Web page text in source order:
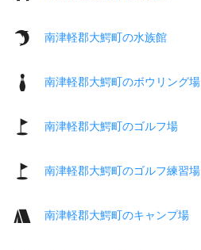
南津軽郡大鰐町の水族館
南津軽郡大鰐町のボウリング場
南津軽郡大鰐町のゴルフ場
南津軽郡大鰐町のゴルフ練習場
南津軽郡大鰐町のキャンプ場